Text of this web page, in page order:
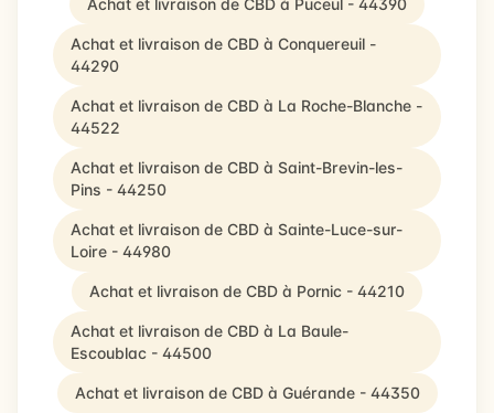
Achat et livraison de CBD à Puceul - 44390
Achat et livraison de CBD à Conquereuil -
44290
Achat et livraison de CBD à La Roche-Blanche -
44522
Achat et livraison de CBD à Saint-Brevin-les-
Pins - 44250
Achat et livraison de CBD à Sainte-Luce-sur-
Loire - 44980
Achat et livraison de CBD à Pornic - 44210
Achat et livraison de CBD à La Baule-
Escoublac - 44500
Achat et livraison de CBD à Guérande - 44350